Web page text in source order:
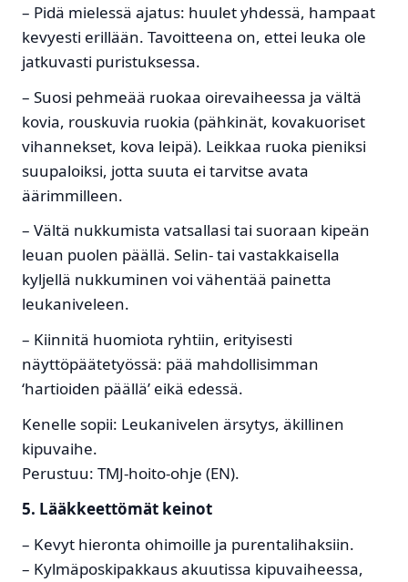
– Pidä mielessä ajatus: huulet yhdessä, hampaat
kevyesti erillään. Tavoitteena on, ettei leuka ole
jatkuvasti puristuksessa.
– Suosi pehmeää ruokaa oirevaiheessa ja vältä
kovia, rouskuvia ruokia (pähkinät, kovakuoriset
vihannekset, kova leipä). Leikkaa ruoka pieniksi
suupaloiksi, jotta suuta ei tarvitse avata
äärimmilleen.
– Vältä nukkumista vatsallasi tai suoraan kipeän
leuan puolen päällä. Selin- tai vastakkaisella
kyljellä nukkuminen voi vähentää painetta
leukaniveleen.
– Kiinnitä huomiota ryhtiin, erityisesti
näyttöpäätetyössä: pää mahdollisimman
‘hartioiden päällä’ eikä edessä.
Kenelle sopii: Leukanivelen ärsytys, äkillinen
kipuvaihe.
Perustuu: TMJ-hoito-ohje (EN).
5. Lääkkeettömät keinot
– Kevyt hieronta ohimoille ja purentalihaksiin.
– Kylmäposkipakkaus akuutissa kipuvaiheessa,